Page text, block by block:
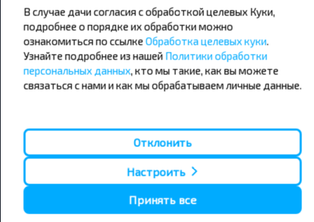
Минск - Брест
Минск - Гомель
Минск - Бобруйск
Брест - Минск
Варшава - Минск
Санкт-Петербург - Минск
Вильнюс - Минск
Полоцк - Рига
Минск - Москва
Москва - Барановичи
Брест - Люблин
В случае дачи согласия с обработкой целевых Куки,
подробнее о порядке их обработки можно
ознакомиться по ссылкеОбработка целевых куки.
Узнайте подробнее из нашей Политики обработки
персональных данных, кто мы такие, как вы можете
связаться с нами и как мы обрабатываем личные данные.
Отклонить
Настроить
Принять все